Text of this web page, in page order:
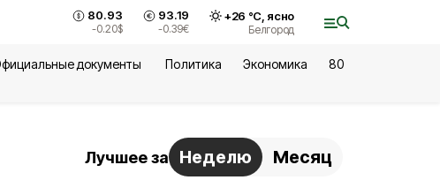
80.93
-0.20$
93.19
-0.39€
+26 °С, ясно
Белгород
документы Политика Экономика
80
Лучшее за Неделю Месяц